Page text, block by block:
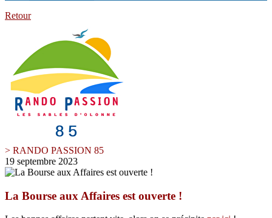
Retour
> RANDO PASSION 85
19 septembre 2023
La Bourse aux Affaires est ouverte !